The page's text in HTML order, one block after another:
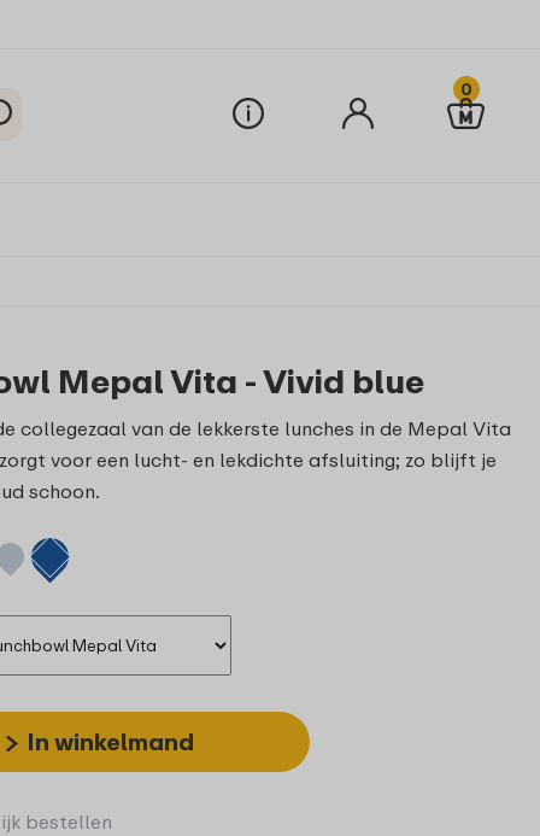
0
Mepal Vita - Vivid blue
collegezaal van de lekkerste lunches in de Mepal Vita
voor een lucht- en lekdichte afsluiting; zo blijft je
schoon.
In winkelmand
bestellen